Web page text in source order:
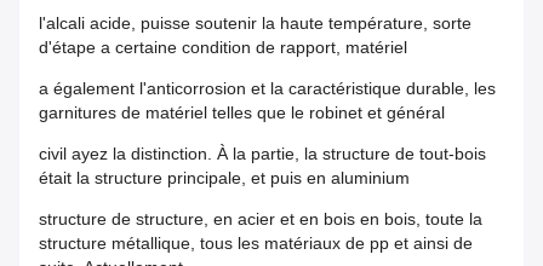
l'alcali acide, puisse soutenir la haute température, sorte
d'étape a certaine condition de rapport, matériel
a également l'anticorrosion et la caractéristique durable, les
garnitures de matériel telles que le robinet et général
civil ayez la distinction. À la partie, la structure de tout-bois
était la structure principale, et puis en aluminium
structure de structure, en acier et en bois en bois, toute la
structure métallique, tous les matériaux de pp et ainsi de